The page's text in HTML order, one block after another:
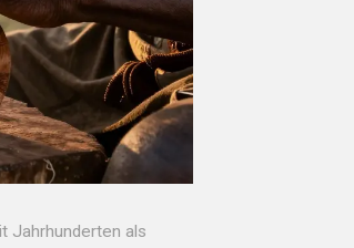
Jahrhunderten als